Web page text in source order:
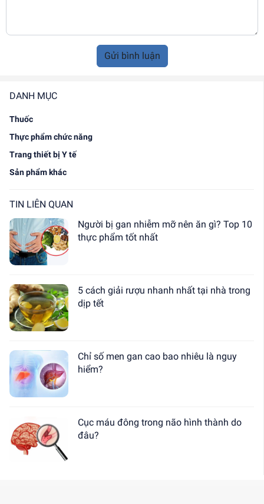
DANH MỤC
Thuốc
Thực phẩm chức năng
Trang thiết bị Y tế
Sản phẩm khác
TIN LIÊN QUAN
Người bị gan nhiễm mỡ nên ăn gì? Top 10
thực phẩm tốt nhất
5 cách giải rượu nhanh nhất tại nhà trong
dịp tết
Chỉ số men gan cao bao nhiêu là nguy
hiểm?
Cục máu đông trong não hình thành do
đâu?
Gửi bình luận